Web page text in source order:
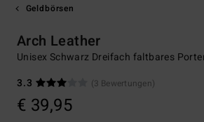
Geldbörsen
Arch Leather
Unisex Schwarz Dreifach faltbares
3.3
(3 Bewertungen)
€ 39,95